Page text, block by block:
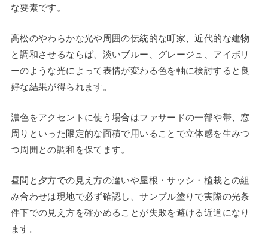
な要素です。
高松のやわらかな光や周囲の伝統的な町家、近代的な建物
と調和させるならば、淡いブルー、グレージュ、アイボリ
ーのような光によって表情が変わる色を軸に検討すると良
好な結果が得られます。
濃色をアクセントに使う場合はファサードの一部や帯、窓
周りといった限定的な面積で用いることで立体感を生みつ
つ周囲との調和を保てます。
昼間と夕方での見え方の違いや屋根・サッシ・植栽との組
み合わせは現地で必ず確認し、サンプル塗りで実際の光条
件下での見え方を確かめることが失敗を避ける近道になり
ます。